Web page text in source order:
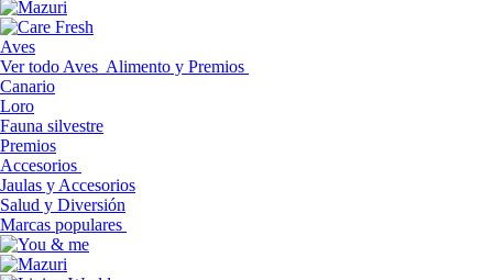
Aves
Ver todo Aves Alimento y Premios
Canario
Loro
Fauna silvestre
Premios
Accesorios
Jaulas y Accesorios
Salud y Diversión
Marcas populares